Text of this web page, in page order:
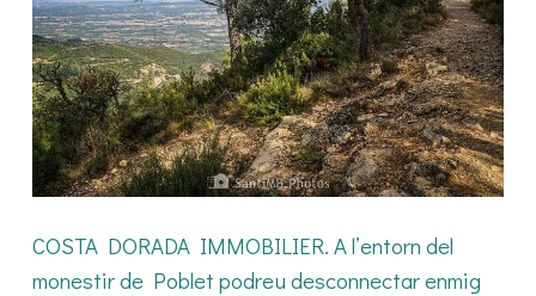
COSTA DORADA IMMOBILIER. A l’entorn del
monestir de Poblet podreu desconnectar enmig